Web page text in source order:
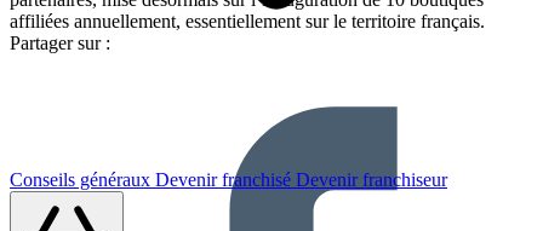
Conseils généraux Devenir franchisé Devenir franchiseur
affiliées annuellement, essentiellement sur le territoire français.
Partager sur :